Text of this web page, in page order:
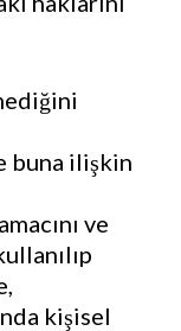
buna ilişkin
ve
kişisel